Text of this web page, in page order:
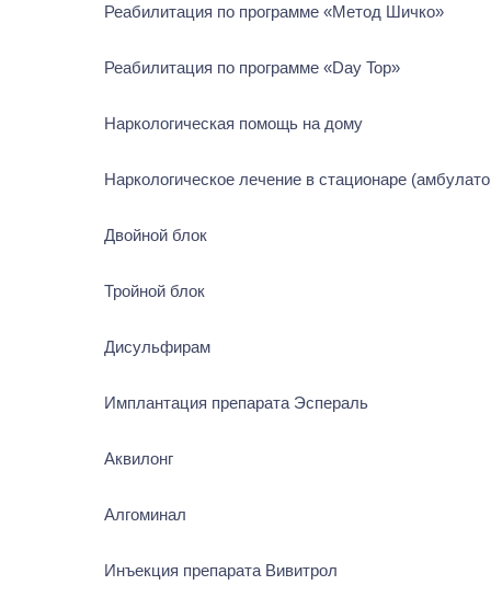
Реабилитация по программе «Метод Шичко»
Реабилитация по программе «Day Top»
Наркологическая помощь на дому
Наркологическое лечение в стационаре
Двойной блок
Тройной блок
Дисульфирам
Имплантация препарата Эспераль
Аквилонг
Алгоминал
Инъекция препарата Вивитрол